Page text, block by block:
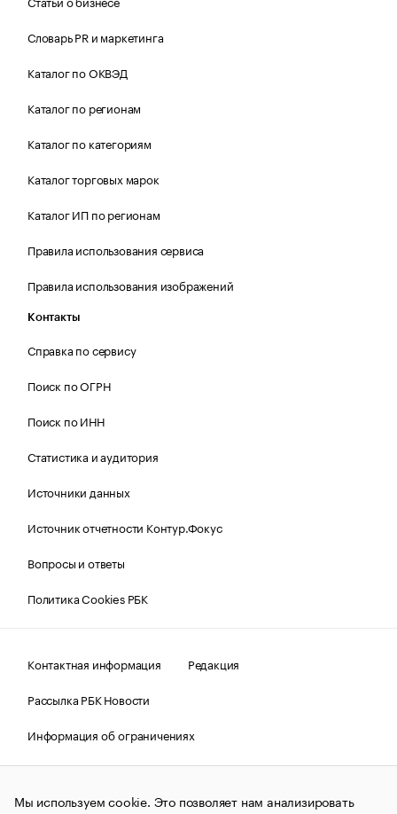
Словарь PR и маркетинга
Каталог по ОКВЭД
Каталог по регионам
Каталог по категориям
Каталог торговых марок
Каталог ИП по регионам
Правила использования сервиса
Правила использования изображений
Контакты
Справка по сервису
Поиск по ОГРН
Поиск по ИНН
Статистика и аудитория
Источники данных
Источник отчетности Контур.Фокус
Вопросы и ответы
Политика Cookies РБК
Контактная информация
Редакция
Рассылка РБК Новости
Информация об ограничениях
Правовая информация
О соблюдении авторских прав
© АО «РОСБИЗНЕСКОНСАЛТИНГ»,1995–2026.Сообщения
Мы используем cookie. Это позволяет нам анализировать